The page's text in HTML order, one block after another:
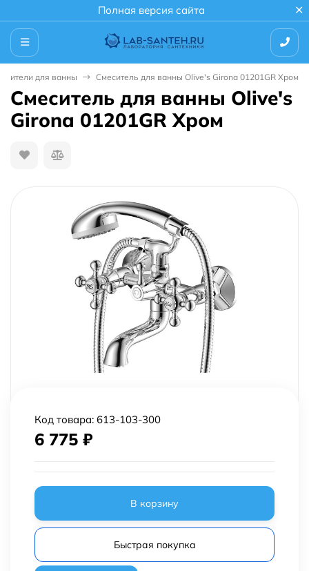
Полная версия сайта
для ванны Смеситель для ванны Olive's Girona 01201GR Хром
Смеситель для ванны Olive's
Girona 01201GR Хром
Код товара: 613-103-300
6 775 ₽
В корзину
Быстрая покупка